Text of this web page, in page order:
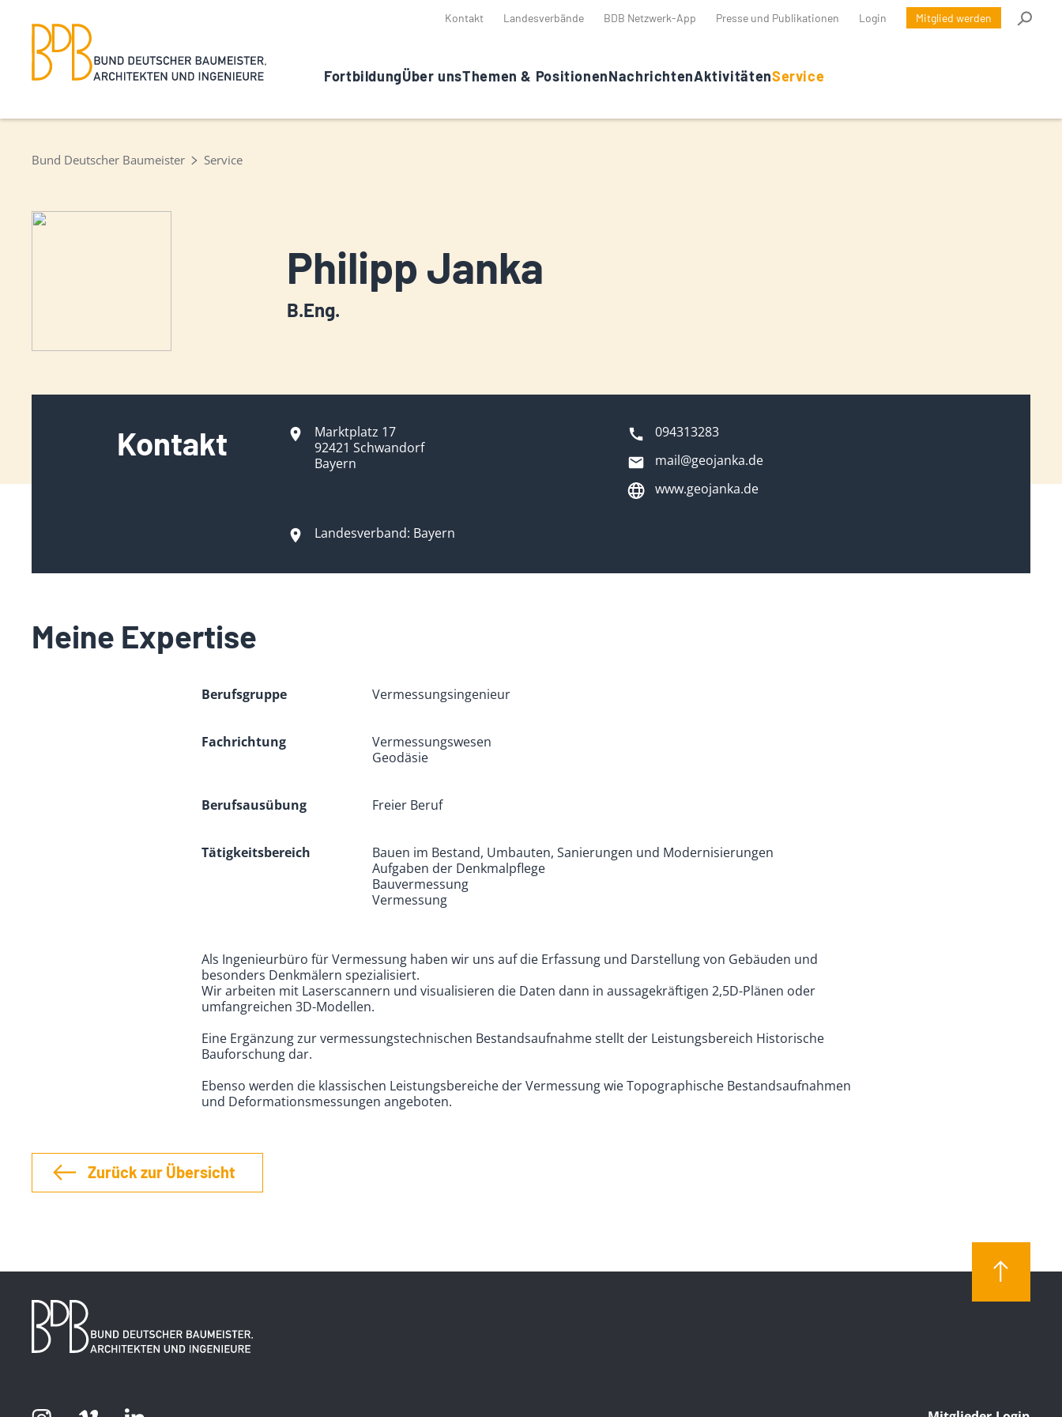
Kontakt Landesverbände BDB Netzwerk-App Presse und Publikationen Login Mitglied werden
FortbildungÜber unsThemen & PositionenNachrichtenAktivitätenService
Bund Deutscher Baumeister Service
Philipp Janka
B.Eng.
Kontakt
Marktplatz 17
92421 Schwandorf
Bayern
094313283
mail@geojanka.de
www.geojanka.de
Landesverband: Bayern
Meine Expertise
Berufsgruppe Vermessungsingenieur
Fachrichtung
Vermessungswesen
Geodäsie
Berufsausübung Freier Beruf
Tätigkeitsbereich
Bauen im Bestand, Umbauten, Sanierungen und Modernisierungen
Aufgaben der Denkmalpflege
Bauvermessung
Vermessung
Als Ingenieurbüro für Vermessung haben wir uns auf die Erfassung und Darstellung von Gebäuden und
besonders Denkmälern spezialisiert.
Wir arbeiten mit Laserscannern und visualisieren die Daten dann in aussagekräftigen 2,5D-Plänen oder
umfangreichen 3D-Modellen.
Eine Ergänzung zur vermessungstechnischen Bestandsaufnahme stellt der Leistungsbereich Historische
Bauforschung dar.
Ebenso werden die klassischen Leistungsbereiche der Vermessung wie Topographische Bestandsaufnahmen
und Deformationsmessungen angeboten.
Zurück zur Übersicht